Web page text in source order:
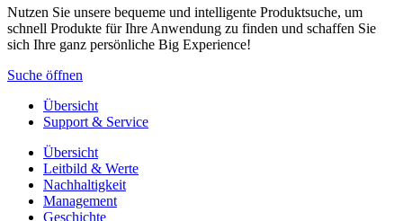
Nutzen Sie unsere bequeme und intelligente Produktsuche, um
schnell Produkte für Ihre Anwendung zu finden und schaffen Sie
sich Ihre ganz persönliche Big Experience!
Suche öffnen
Übersicht
Support & Service
Übersicht
Leitbild & Werte
Nachhaltigkeit
Management
Geschichte